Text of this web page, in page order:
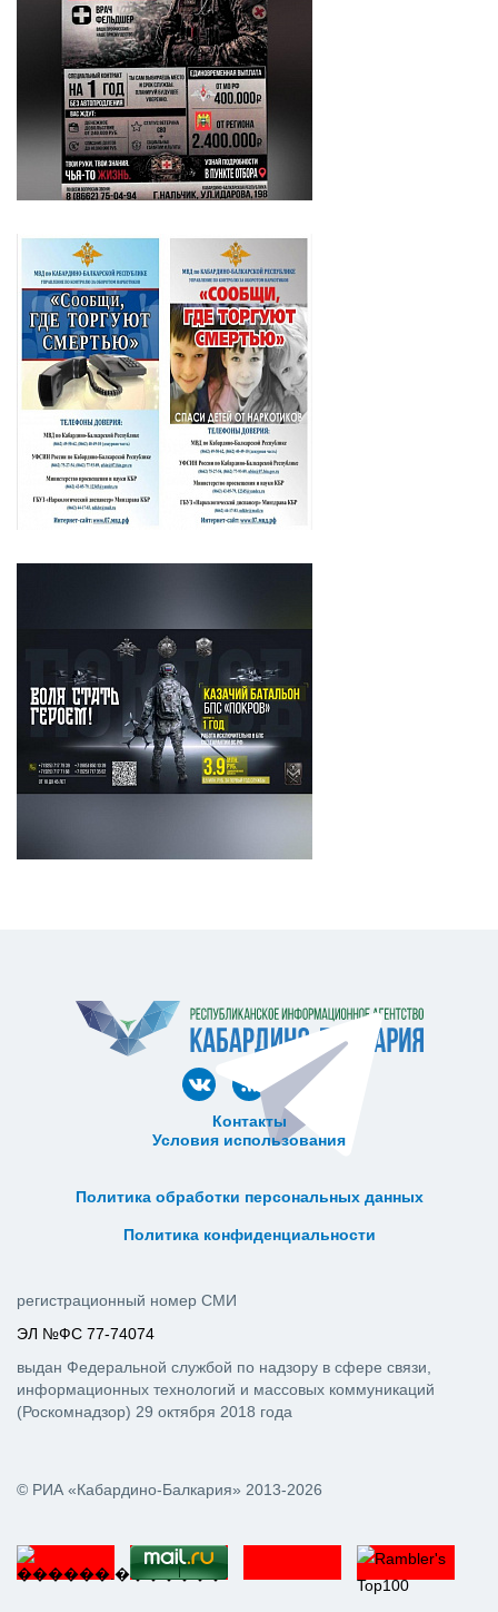
Контакты
Условия использования
Политика обработки персональных данных
Политика конфиденциальности
© РИА «Кабардино-Балкария» 2013-2026
регистрационный номер СМИ
ЭЛ №ФС 77-74074
выдан Федеральной службой по надзору в сфере связи,
информационных технологий и массовых коммуникаций
(Роскомнадзор) 29 октября 2018 года